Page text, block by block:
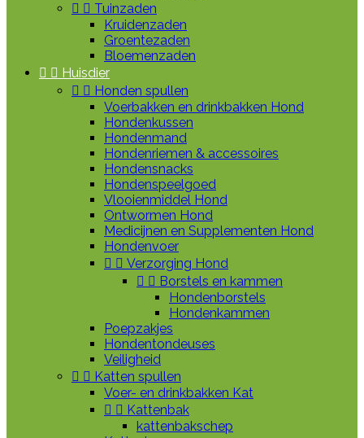
  Tuinzaden
Kruidenzaden
Groentezaden
Bloemenzaden
  Huisdier
  Honden spullen
Voerbakken en drinkbakken Hond
Hondenkussen
Hondenmand
Hondenriemen & accessoires
Hondensnacks
Hondenspeelgoed
Vlooienmiddel Hond
Ontwormen Hond
Medicijnen en Supplementen Hond
Hondenvoer
  Verzorging Hond
  Borstels en kammen
Hondenborstels
Hondenkammen
Poepzakjes
Hondentondeuses
Veiligheid
  Katten spullen
Voer- en drinkbakken Kat
  Kattenbak
kattenbakschep